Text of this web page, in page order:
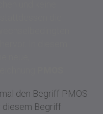
den Begriff PMOS
diesem Begriff